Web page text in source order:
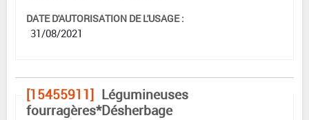
DATE D'AUTORISATION DE L'USAGE :
31/08/2021
[15455911] Légumineuses
fourragères*Désherbage